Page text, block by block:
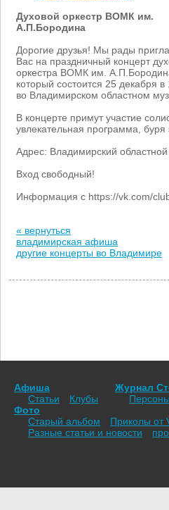
Духовой оркестр ВОМК им.
А.П.Бородина
Дорогие друзья! Мы рады
Вас на праздничный концерт
оркестра ВОМК им.
который состоится 25 декабря в
во Владимирском областном
В концерте примут участие
увлекательная программа,
Адрес: Владимирский
Вход свободный!
Информация с https://vk.com/
« вернуться
владимирская афиша
другие концерты во Владимире
Афиша
Статьи
Клубы
Журнал
Персоны
Фото
Старый альбом
Приколы от
Разные статьи и новости